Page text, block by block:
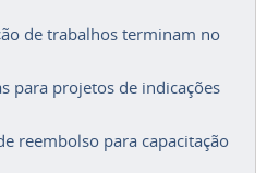
de trabalhos terminam no
para projetos de indicações
reembolso para capacitação